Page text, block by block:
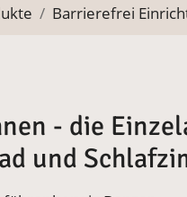
Barrierefrei
- die
und